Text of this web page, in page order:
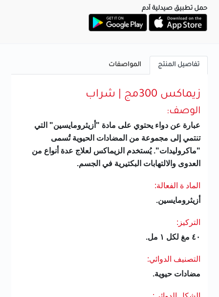
حمل تطبيق صيدلية آدم
تفاصيل المنتج المواصفات
زيماكس 300مج | شراب
الوصف:
عبارة عن دواء يحتوي على مادة "أزيثرومايسين" التي
تنتمي إلى مجموعة من المضادات الحيوية تُسمى
"ماكروليدات". يُستخدم الزيماكس لعلاج عدة أنواع من
العدوى والالتهابات البكتيرية في الجسم.
الماد ة الفعالة:
أزيثرومايسين.
التركيز:
٤٠ مغ لكل ١ مل.
التصنيف الدوائي:
مضادات حيوية.